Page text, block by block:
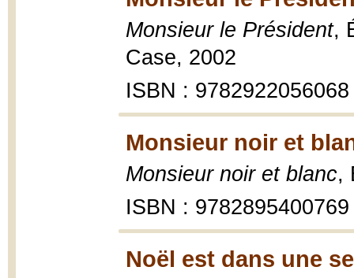
Monsieur le Président,
Case, 2002
ISBN : 9782922056068
Monsieur noir et
Monsieur noir et blanc,
ISBN : 9782895400769
Noël est dans une